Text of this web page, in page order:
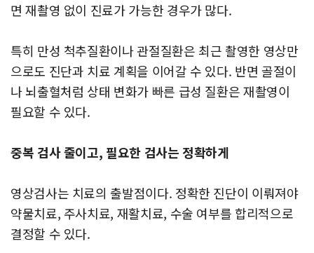
면 재촬영 없이 진료가 가능한 경우가 많다.
특히 만성 척추질환이나 관절질환은 최근 촬영한 영상만
으로도 진단과 치료 계획을 이어갈 수 있다. 반면 골절이
나 뇌출혈처럼 상태 변화가 빠른 급성 질환은 재촬영이
필요할 수 있다.
중복 검사 줄이고, 필요한 검사는 정확하게
영상검사는 치료의 출발점이다. 정확한 진단이 이뤄져야
약물치료, 주사치료, 재활치료, 수술 여부를 합리적으로
결정할 수 있다.